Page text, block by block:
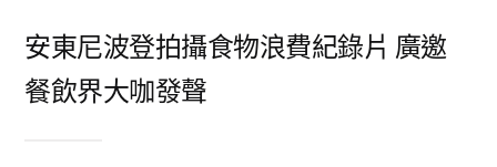
安東尼波登拍攝食物浪費紀錄片 廣邀
餐飲界大咖發聲